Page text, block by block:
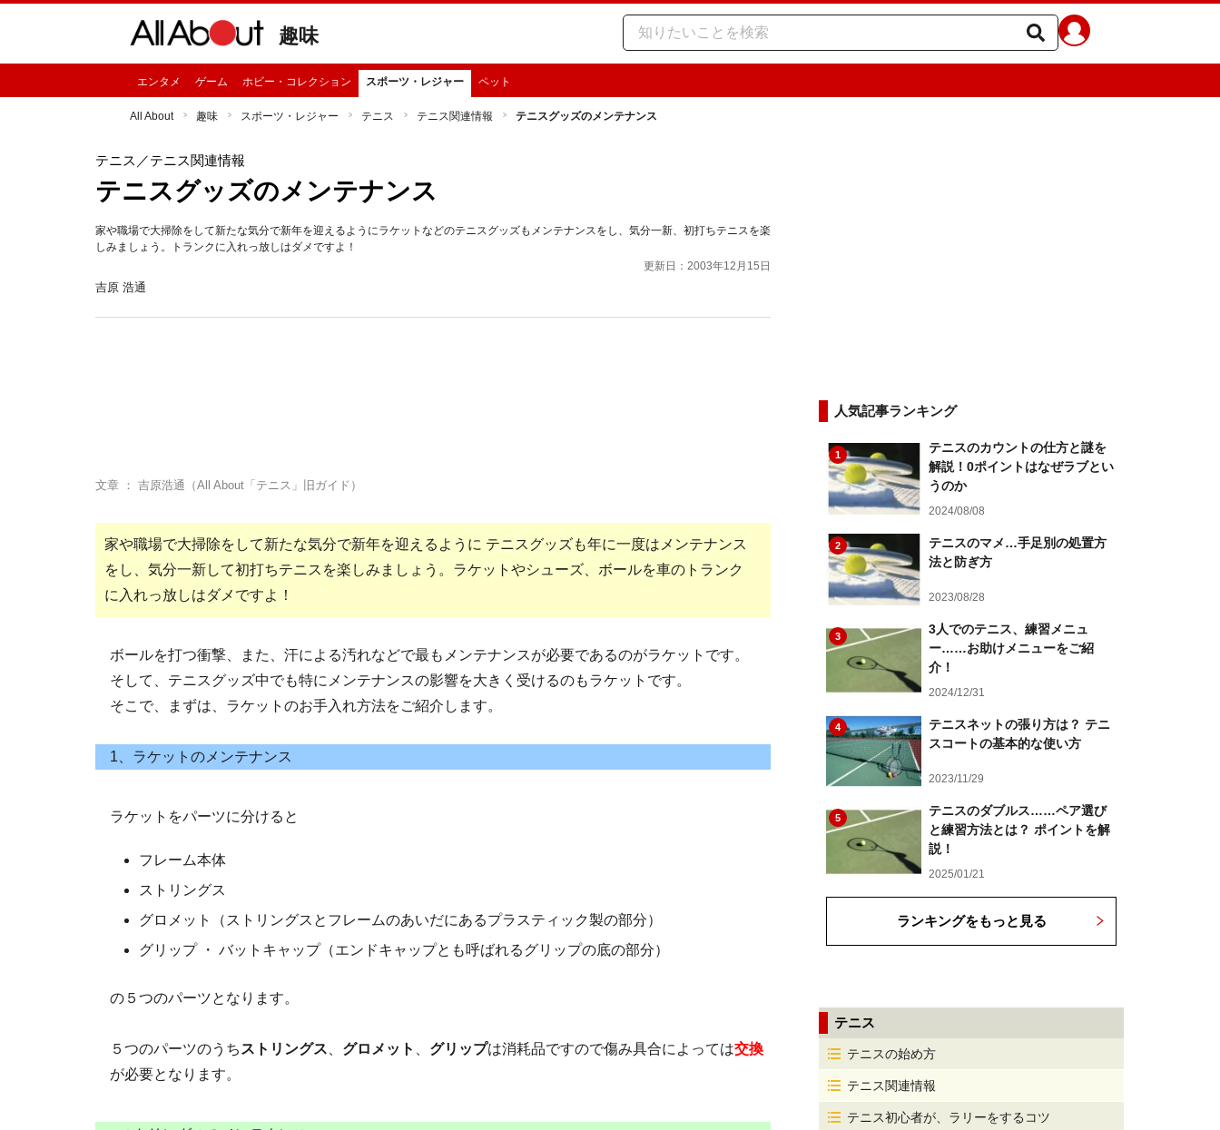
趣味
エンタメ ゲーム ホビー・コレクション スポーツ・レジャー ペット
All About 趣味 スポーツ・レジャー テニス テニス関連情報 テニスグッズのメンテナンス
テニス ／テニス関連情報
テニスグッズのメンテナンス
家や職場で大掃除をして新たな気分で新年を迎えるようにラケットなどのテニスグッズもメンテナンスをし、気分一新、初打ちテニスを楽
しみましょう。トランクに入れっ放しはダメですよ！
更新日：2003年12月15日
吉原 浩通
文章 ： 吉原浩通（All About「テニス」旧ガイド）
家や職場で大掃除をして新たな気分で新年を迎えるように テニスグッズも年に一度はメンテナンス
をし、気分一新して初打ちテニスを楽しみましょう。ラケットやシューズ、ボールを車のトランク
に入れっ放しはダメですよ！
ボールを打つ衝撃、また、汗による汚れなどで最もメンテナンスが必要であるのがラケットです。
そして、テニスグッズ中でも特にメンテナンスの影響を大きく受けるのもラケットです。
そこで、まずは、ラケットのお手入れ方法をご紹介します。
1、ラケットのメンテナンス
ラケットをパーツに分けると
フレーム本体
ストリングス
グロメット（ストリングスとフレームのあいだにあるプラスティック製の部分）
グリップ ・ バットキャップ（エンドキャップとも呼ばれるグリップの底の部分）
の５つのパーツとなります。
５つのパーツのうち ストリングス グロメット グリップは消耗品ですので傷み具合によっては交換
が必要となります。
人気記事ランキング
1
テニスのカウントの仕方と謎を
解説！0ポイントはなぜラブとい
うのか
2024/08/08
2
テニスのマメ…手足別の処置方
法と防ぎ方
2023/08/28
3
3人でのテニス、練習メニュ
ー……お助けメニューをご紹
介！
2024/12/31
4
テニスネットの張り方は？ テニ
スコートの基本的な使い方
2023/11/29
5
テニスのダブルス……ペア選び
と練習方法とは？ ポイントを解
説！
2025/01/21
ランキングをもっと見る
テニス
テニスの始め方
テニス関連情報
テニス初心者が、ラリーをするコツ